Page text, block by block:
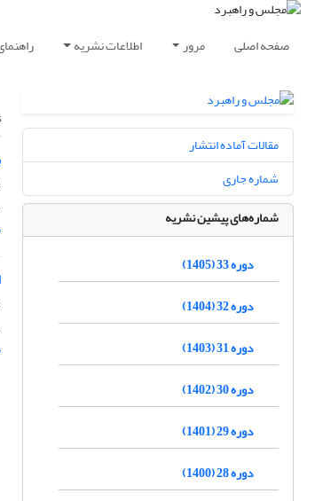
صفحه اصلی مرور اطلاعات نشریه
مقالات آماده انتشار
شماره جاری
شماره‌های پیشین نشریه
دوره 33 (1405)
دوره 32 (1404)
دوره 31 (1403)
دوره 30 (1402)
دوره 29 (1401)
دوره 28 (1400)